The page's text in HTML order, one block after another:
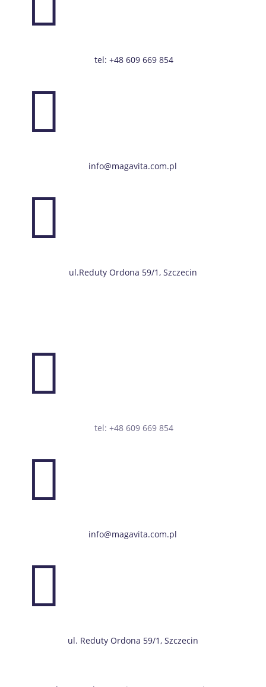
tel: +48 609 669 854

info@magavita.com.pl

ul.Reduty Ordona 59/1, Szczecin

tel: +48 609 669 854

info@magavita.com.pl

ul. Reduty Ordona 59/1, Szczecin